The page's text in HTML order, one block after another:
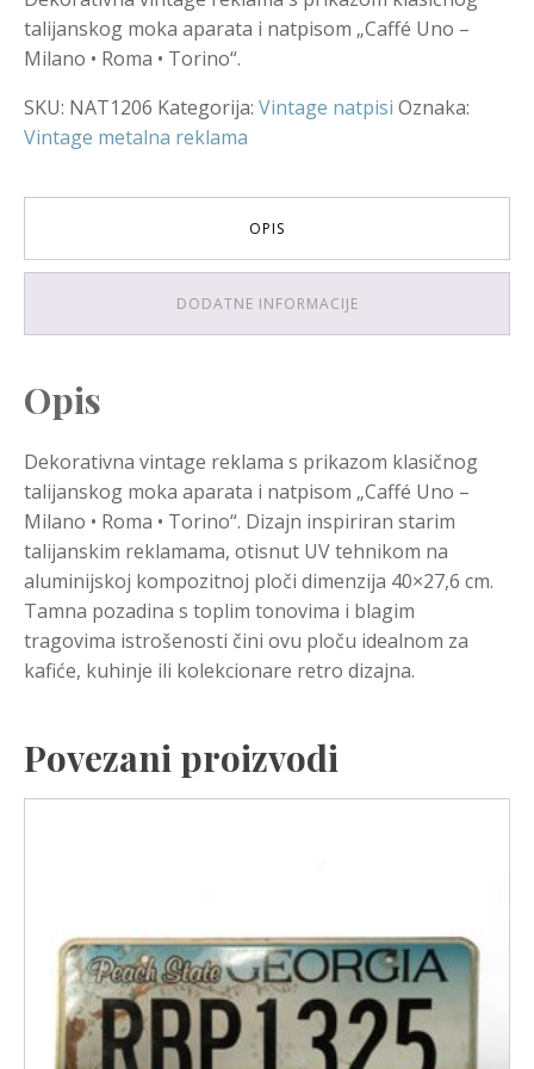
talijanskog moka aparata i natpisom „Caffé Uno –
Milano • Roma • Torino“.
SKU: NAT1206 Kategorija: Vintage natpisi Oznaka:
Vintage metalna reklama
OPIS
DODATNE INFORMACIJE
Opis
Dekorativna vintage reklama s prikazom klasičnog
talijanskog moka aparata i natpisom „Caffé Uno –
Milano • Roma • Torino“. Dizajn inspiriran starim
talijanskim reklamama, otisnut UV tehnikom na
aluminijskoj kompozitnoj ploči dimenzija 40×27,6 cm.
Tamna pozadina s toplim tonovima i blagim
tragovima istrošenosti čini ovu ploču idealnom za
kafiće, kuhinje ili kolekcionare retro dizajna.
Povezani proizvodi